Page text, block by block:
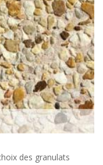
des granulats